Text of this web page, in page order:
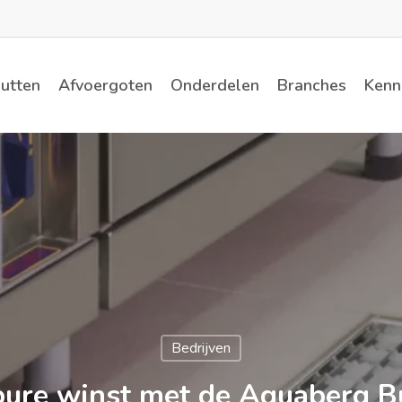
Afvoergoten Onderdelen Branches
Bedrijven